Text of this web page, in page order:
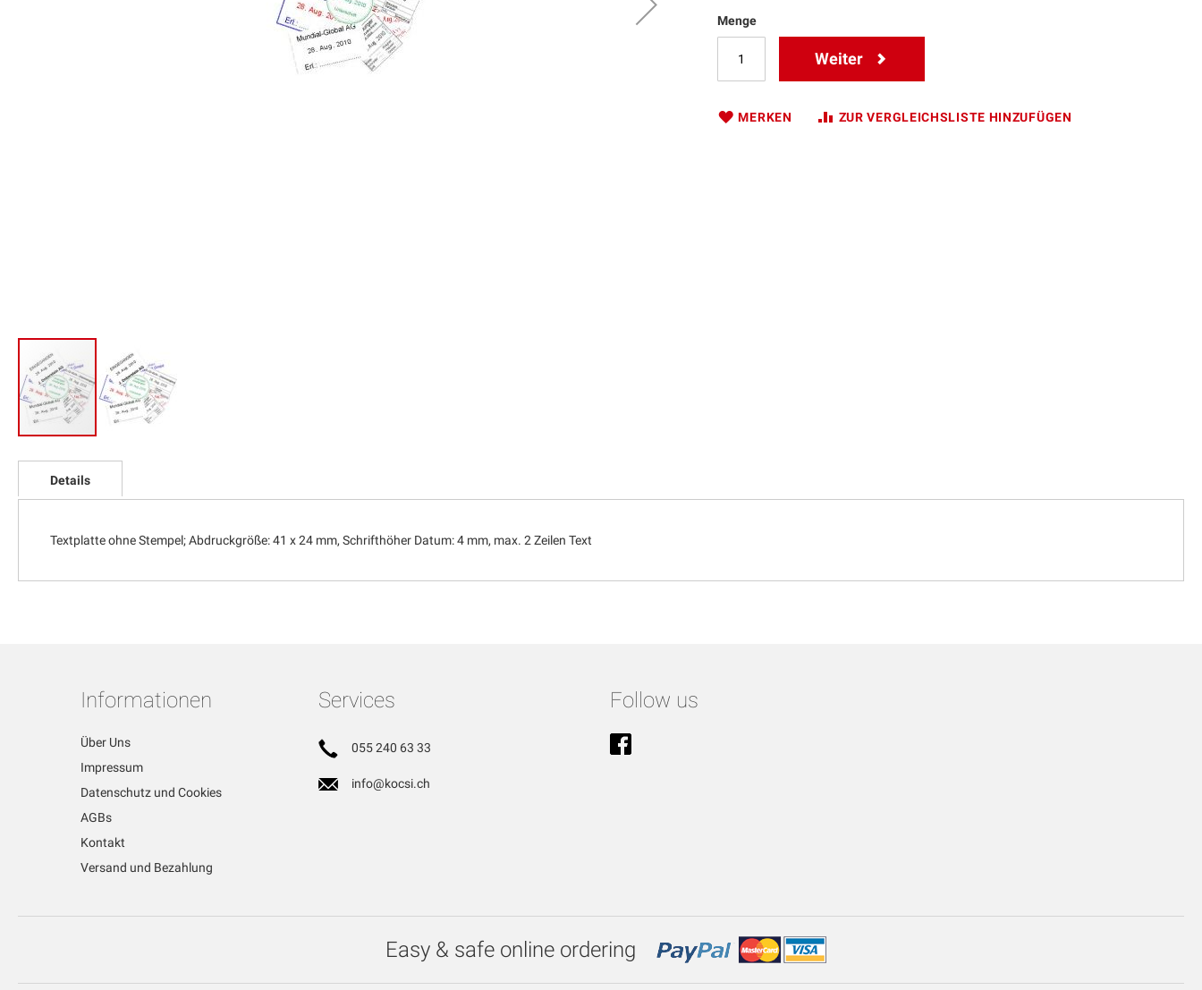
Anfang
Bildgalerie
Menge
Weiter
MERKEN ZUR VERGLEICHSLISTE HINZUFÜGEN
Details
Textplatte ohne Stempel; Abdruckgröße: 41 x 24 mm, Schrifthöher Datum: 4 mm, max. 2 Zeilen Text
Informationen
Über Uns
Impressum
Datenschutz und Cookies
AGBs
Kontakt
Versand und Bezahlung
Services
055 240 63 33
info@kocsi.ch
Follow us
Easy & safe online ordering